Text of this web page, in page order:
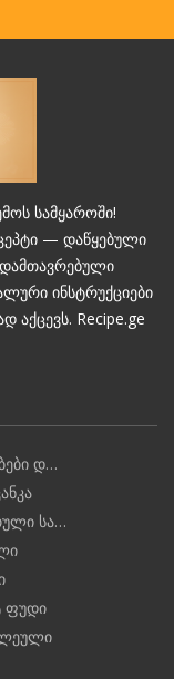
სამყაროში!
— დაწყებული
ინსტრუქციები
აქცევს. Recipe.ge
დ…
სა…
ფუდი